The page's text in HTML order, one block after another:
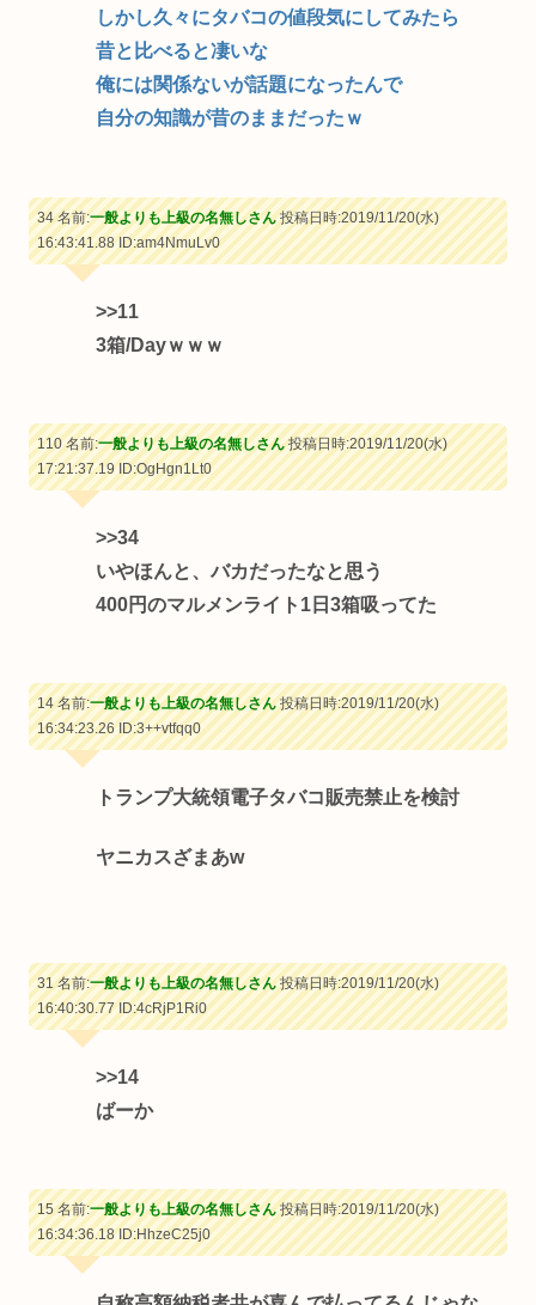
しかし久々にタバコの値段気にしてみたら
昔と比べると凄いな
俺には関係ないが話題になったんで
自分の知識が昔のままだったｗ
34 名前:一般よりも上級の名無しさん投稿日時:2019/11/20(水)
16:43:41.88ID:am4NmuLv0
>>11
3箱/Dayｗｗｗ
110 名前:一般よりも上級の名無しさん投稿日時:2019/11/20(水)
17:21:37.19ID:OgHgn1Lt0
>>34
いやほんと、バカだったなと思う
400円のマルメンライト1日3箱吸ってた
14 名前:一般よりも上級の名無しさん投稿日時:2019/11/20(水)
16:34:23.26ID:3++vtfqq0
トランプ大統領電子タバコ販売禁止を検討
ヤニカスざまあw
31 名前:一般よりも上級の名無しさん投稿日時:2019/11/20(水)
16:40:30.77ID:4cRjP1Ri0
>>14
ばーか
15 名前:一般よりも上級の名無しさん投稿日時:2019/11/20(水)
16:34:36.18ID:HhzeC25j0